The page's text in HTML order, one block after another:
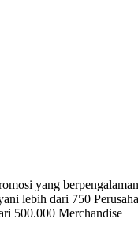
yang
lebih dari 750
500.000 Merchandise